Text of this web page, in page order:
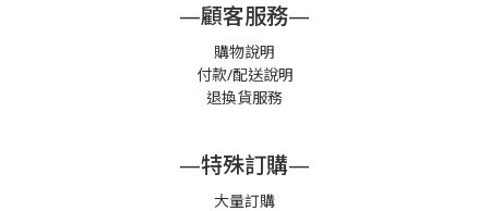
—顧客服務—
購物說明
付款/配送說明
退換貨服務
—特殊訂購—
大量訂購